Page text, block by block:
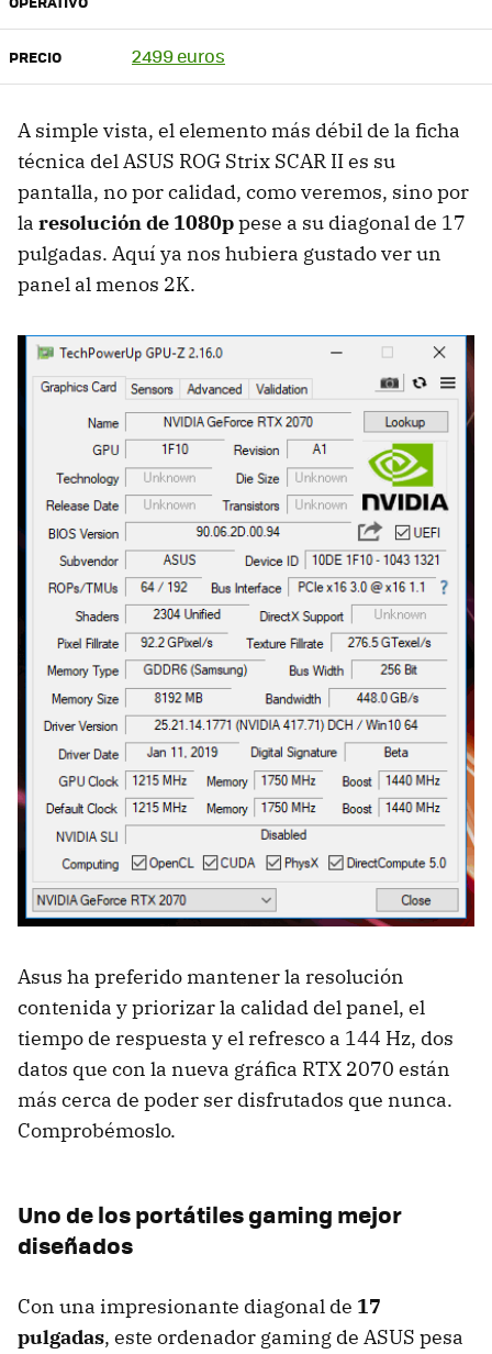
PRECIO 2499 euros
A simple vista, el elemento más débil de la ficha
técnica del ASUS ROG Strix SCAR II es su
pantalla, no por calidad, como veremos, sino por
la resolución de 1080ppese a su diagonal de 17
pulgadas. Aquí ya nos hubiera gustado ver un
panel al menos 2K.
Asus ha preferido mantener la resolución
contenida y priorizar la calidad del panel, el
tiempo de respuesta y el refresco a 144 Hz, dos
datos que con la nueva gráfica RTX 2070 están
más cerca de poder ser disfrutados que nunca.
Comprobémoslo.
Uno de los portátiles gaming mejor
diseñados
Con una impresionante diagonal de 17
pulgadas, este ordenador gaming de ASUS pesa